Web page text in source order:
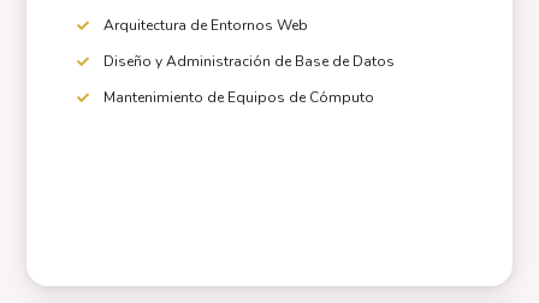
Arquitectura de Entornos Web
Diseño y Administración de Base de Datos
Mantenimiento de Equipos de Cómputo